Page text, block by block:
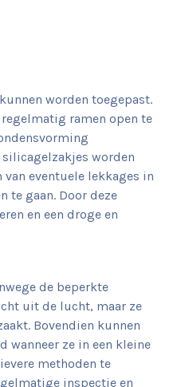
worden toegepast.
ramen open te
worden
eventuele lekkages in
te gaan. Door deze
en een droge en
de beperkte
uit de lucht, maar ze
Bovendien kunnen
wanneer ze in een kleine
methoden te
inspectie en